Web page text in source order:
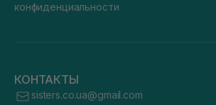
конфиденциальности
КОНТАКТЫ
sisters.co.ua@gmail.com